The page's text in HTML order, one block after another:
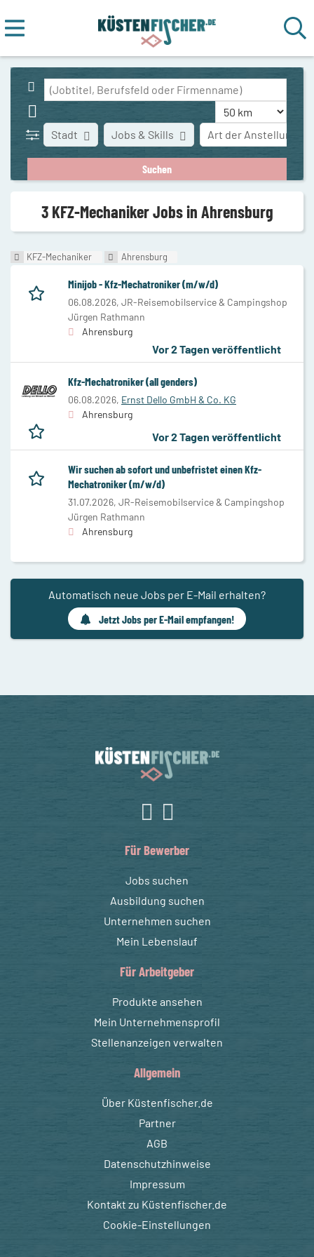
Stadt Art der Anstellung
Jobs & Skills
3 KFZ-Mechaniker Jobs in Ahrensburg
KFZ-Mechaniker Ahrensburg
Minijob - Kfz-Mechatroniker (m/w/d)
06.08.2026, JR-Reisemobilservice & Campingshop
Jürgen Rathmann
Ahrensburg
Vor 2 Tagen veröffentlicht
Kfz-Mechatroniker (all genders)
06.08.2026, Ernst Dello GmbH & Co. KG
Ahrensburg
Vor 2 Tagen veröffentlicht
Wir suchen ab sofort und unbefristet einen Kfz-
Mechatroniker (m/w/d)
31.07.2026, JR-Reisemobilservice & Campingshop
Jürgen Rathmann
Ahrensburg
Automatisch neue Jobs per E-Mail erhalten?
Jetzt Jobs per E-Mail empfangen!
Für Bewerber
Jobs suchen
Ausbildung suchen
Unternehmen suchen
Mein Lebenslauf
Für Arbeitgeber
Produkte ansehen
Mein Unternehmensprofil
Stellenanzeigen verwalten
Allgemein
Über Küstenfischer.de
Partner
AGB
Datenschutzhinweise
Impressum
Kontakt zu Küstenfischer.de
Cookie-Einstellungen